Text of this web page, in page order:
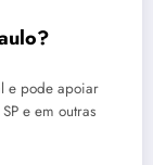
e pode apoiar
e em outras